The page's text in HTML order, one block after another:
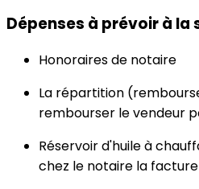
Dépenses à prévoir à
Honoraires de notaire
La répartition
rembourser le vendeur
Réservoir d'huile à
chez le notaire la